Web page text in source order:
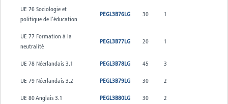
UE 76 Sociologie et
politique de l'éducation
PEGL3B76LG 30 1
UE 77 Formation à la
neutralité
PEGL3B77LG 20 1
UE 78 Néerlandais 3.1 PEGL3B78LG 45 3
UE 79 Néerlandais 3.2 PEGL3B79LG 30 2
UE 80 Anglais 3.1 PEGL3B80LG 30 2